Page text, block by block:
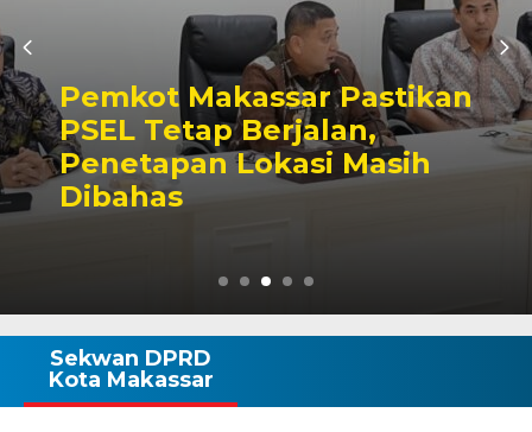
Pemkot Makassar Pastikan
PSEL Tetap Berjalan,
Penetapan Lokasi Masih
Dibahas
Sekwan DPRD
Kota Makassar